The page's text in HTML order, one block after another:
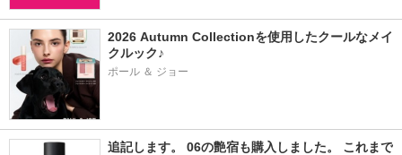
2026 Autumn Collectionを使用したクールなメイ
クルック♪
ポール ＆ ジョー
追記します。 06の艶宿も購入しました。 これまで